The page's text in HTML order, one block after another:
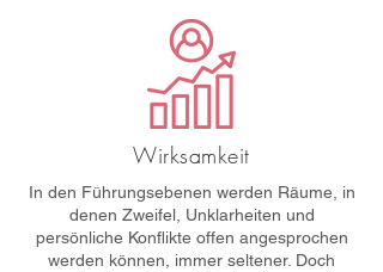
Wirksamkeit
In den Führungsebenen werden Räume, in
denen Zweifel, Unklarheiten und
persönliche Konflikte offen angesprochen
werden können, immer seltener. Doch